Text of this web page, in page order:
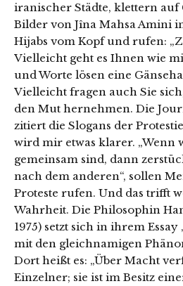
iranischer Städte, klettern auf
Bilder von Jîna Mahsa Amini
Hijabs vom Kopf und rufen:
Vielleicht geht es Ihnen wie
und Worte lösen eine
Vielleicht fragen auch Sie
den Mut hernehmen. Die
zitiert die Slogans der
wird mir etwas klarer. „Wenn
gemeinsam sind, dann
nach dem anderen“, sollen
Proteste rufen. Und das trifft
Wahrheit. Die Philosophin
1975) setzt sich in ihrem
mit den gleichnamigen
Dort heißt es: „Über Macht
Einzelner; sie ist im Besitz